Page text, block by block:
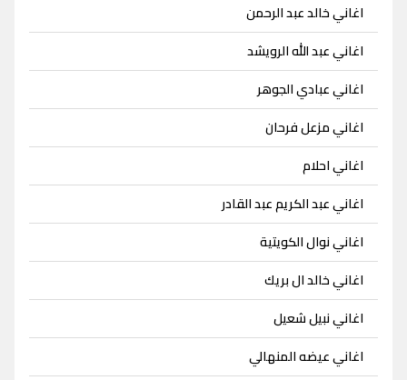
اغاني خالد عبد الرحمن
اغاني عبد الله الرويشد
اغاني عبادي الجوهر
اغاني مزعل فرحان
اغاني احلام
اغاني عبد الكريم عبد القادر
اغاني نوال الكويتية
اغاني خالد ال بريك
اغاني نبيل شعيل
اغاني عيضه المنهالي